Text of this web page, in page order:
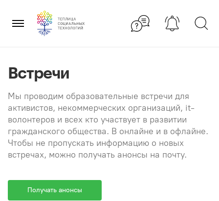
содержанию
×
Встречи
Мы проводим образовательные встречи для
активистов, некоммерческих организаций, it-
волонтеров и всех кто участвует в развитии
гражданского общества. В онлайне и в офлайне.
Чтобы не пропускать информацию о новых
встречах, можно получать анонсы на почту.
Получать анонсы